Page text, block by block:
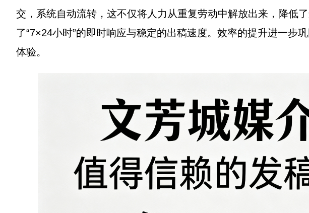
交，系统自动流转，这不仅将人力从重复劳动中解放出来，降低
了“7×24小时”的即时响应与稳定的出稿速度。效率的提升进一步
体验。